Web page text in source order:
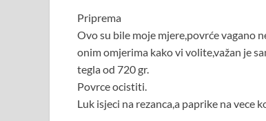
Priprema
Ovo su bile moje mjere,povrće vagano
onim omjerima kako vi volite,važan je
tegla od 720 gr.
Povrce ocistiti.
Luk isjeci na rezanca,a paprike na vece